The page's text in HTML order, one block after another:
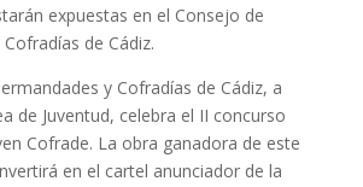
expuestas en el Consejo de
de Cádiz.
y Cofradías de Cádiz, a
de Juventud, celebra el II concurso
Cofrade. La obra ganadora de este
en el cartel anunciador de la